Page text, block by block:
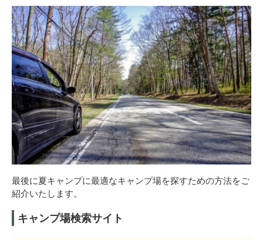
最後に夏キャンプに最適なキャンプ場を探すための方法をご
紹介いたします。
キャンプ場検索サイト